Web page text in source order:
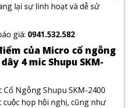
lại sự linh hoạt và dễ sử
giá: 0941.532.582
của Micro cổ ngỗng
4 mic Shupu SKM-
Ngỗng Shupu SKM-2400
cuộc họp hội nghị, cũng như